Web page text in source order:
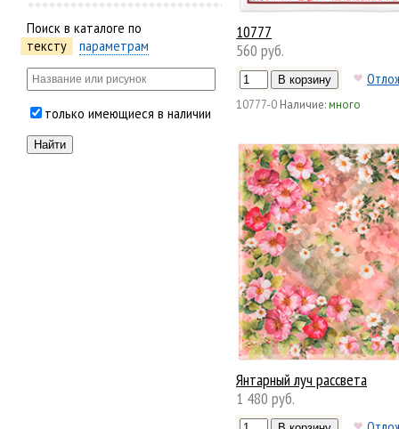
Поиск в каталоге по
тексту
параметрам
только имеющиеся в наличии
10777
560 руб.
10777-0 Наличие:много
Янтарный луч рассвета
1 480 руб.